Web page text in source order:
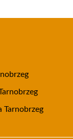
Tarnobrzeg